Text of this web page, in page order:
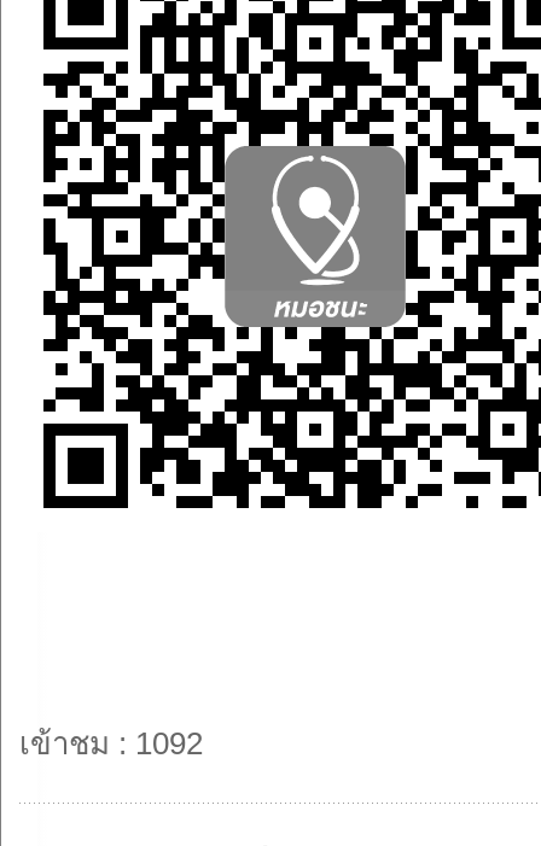
เข้าชม : 1092